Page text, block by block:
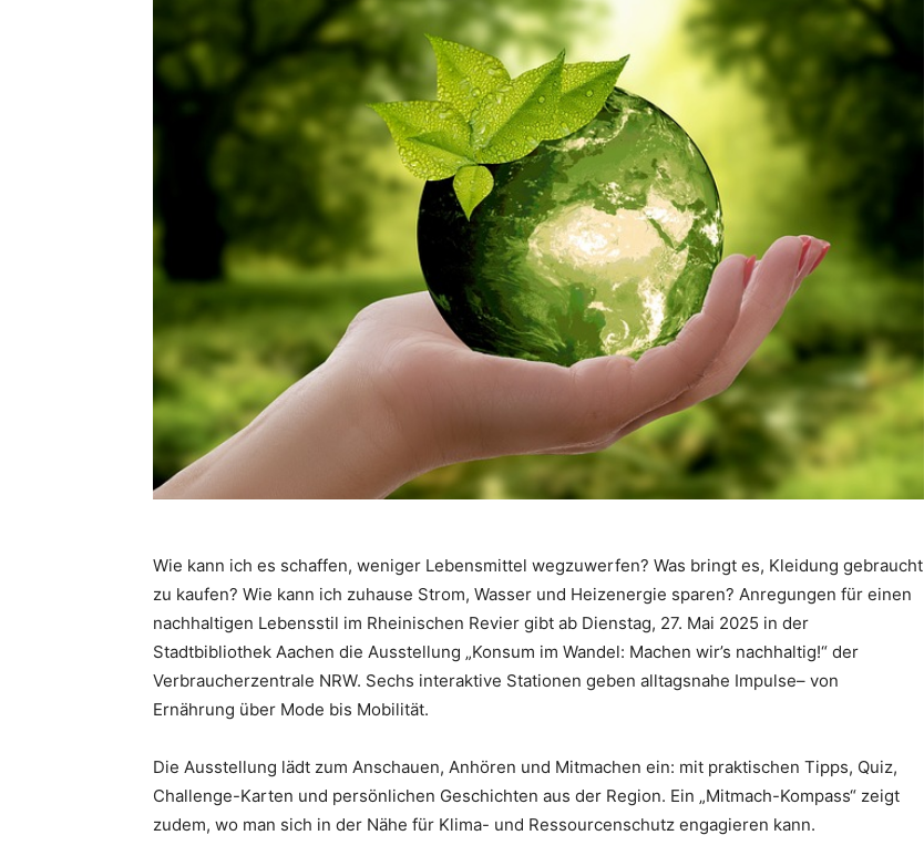
Wie kann ich es schaffen, weniger Lebensmittel wegzuwerfen? Was bringt es, Kleidung gebraucht
zu kaufen? Wie kann ich zuhause Strom, Wasser und Heizenergie sparen? Anregungen für einen
nachhaltigen Lebensstil im Rheinischen Revier gibt ab Dienstag, 27. Mai 2025 in der
Stadtbibliothek Aachen die Ausstellung „Konsum im Wandel: Machen wir’s nachhaltig!“ der
Verbraucherzentrale NRW. Sechs interaktive Stationen geben alltagsnahe Impulse– von
Ernährung über Mode bis Mobilität.
Die Ausstellung lädt zum Anschauen, Anhören und Mitmachen ein: mit praktischen Tipps, Quiz,
Challenge-Karten und persönlichen Geschichten aus der Region. Ein „Mitmach-Kompass“ zeigt
zudem, wo man sich in der Nähe für Klima- und Ressourcenschutz engagieren kann.